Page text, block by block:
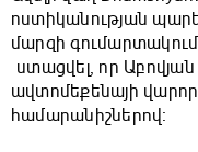
ոստիկանության
մարզի
ստացվել, որ
ավտոմեքենայի
համարանիշներով։